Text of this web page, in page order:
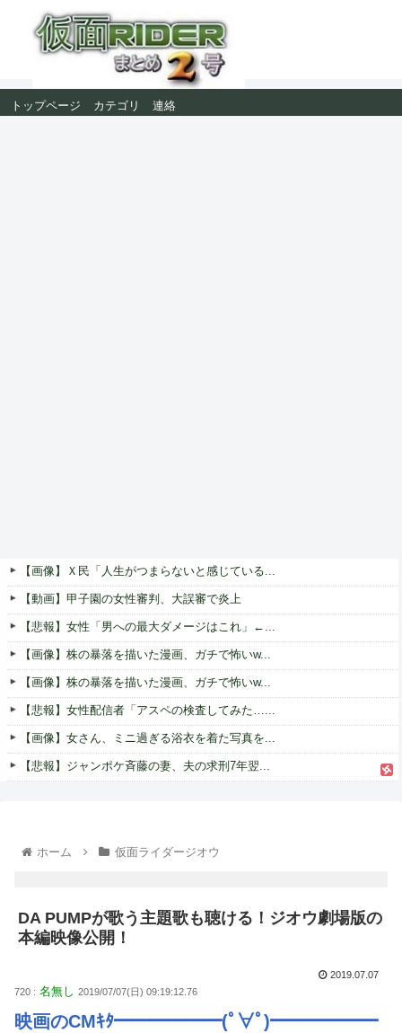
トップページ カテゴリ 連絡
【画像】Ｘ民「人生がつまらないと感じている...
【動画】甲子園の女性審判、大誤審で炎上
【悲報】女性「男への最大ダメージはこれ」←...
【画像】株の暴落を描いた漫画、ガチで怖いw...
【画像】株の暴落を描いた漫画、ガチで怖いw...
【悲報】女性配信者「アスペの検査してみた…...
【画像】女さん、ミニ過ぎる浴衣を着た写真を...
【悲報】ジャンポケ斉藤の妻、夫の求刑7年翌...
ホーム 仮面ライダージオウ
DA PUMPが歌う主題歌も聴ける！ジオウ劇場版の
本編映像公開！
2019.07.07
720 : 名無し 2019/07/07(日) 09:19:12.76
映画のCMｷﾀ━━━━━━(ﾟ∀ﾟ)━━━━━━